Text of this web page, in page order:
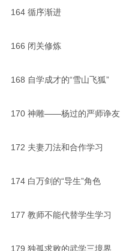
164 循序渐进
166 闭关修炼
168 自学成才的“雪山飞狐”
170 神雕——杨过的严师诤友
172 夫妻刀法和合作学习
174 白万剑的“导生”角色
177 教师不能代替学生学习
179 独孤求败的武学三境界